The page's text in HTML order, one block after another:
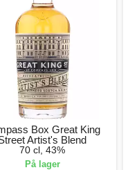
Box Great King
Artist's Blend
70 cl, 43%
På lager